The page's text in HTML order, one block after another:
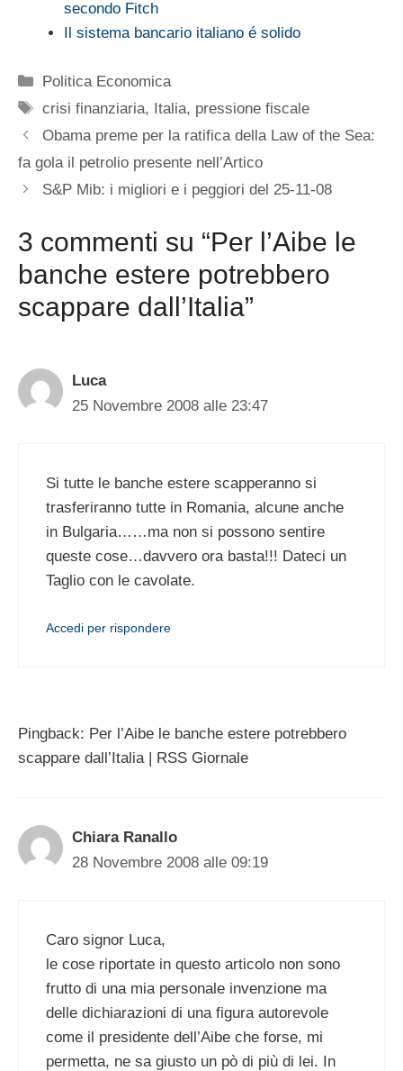
secondo Fitch
Il sistema bancario italiano é solido
Categorie
Politica Economica
Tag
crisi finanziaria, Italia, pressione fiscale
Obama preme per la ratifica della Law of the Sea:
fa gola il petrolio presente nell’Artico
S&P Mib: i migliori e i peggiori del 25-11-08
3 commenti su “Per l’Aibe le
banche estere potrebbero
scappare dall’Italia”
Luca
25 Novembre 2008 alle 23:47
Si tutte le banche estere scapperanno si
trasferiranno tutte in Romania, alcune anche
in Bulgaria……ma non si possono sentire
queste cose…davvero ora basta!!! Dateci un
Taglio con le cavolate.
Accedi per rispondere
Pingback: Per l’Aibe le banche estere potrebbero
scappare dall’Italia | RSS Giornale
Chiara Ranallo
28 Novembre 2008 alle 09:19
Caro signor Luca,
le cose riportate in questo articolo non sono
frutto di una mia personale invenzione ma
delle dichiarazioni di una figura autorevole
come il presidente dell’Aibe che forse, mi
permetta, ne sa giusto un pò di più di lei. In